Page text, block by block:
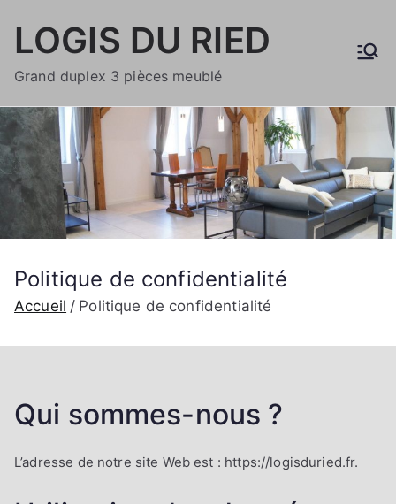
contenu
LOGIS DU RIED
Grand duplex 3 pièces meublé
Politique de confidentialité
Accueil Politique de confidentialité
Qui sommes-nous ?
L’adresse de notre site Web est : https://logisduried.fr.